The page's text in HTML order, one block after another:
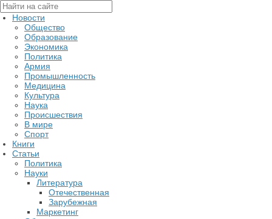
Новости
Общество
Образование
Экономика
Политика
Армия
Промышленность
Медицина
Культура
Наука
Происшествия
В мире
Спорт
Книги
Статьи
Политика
Науки
Литература
Отечественная
Зарубежная
Маркетинг